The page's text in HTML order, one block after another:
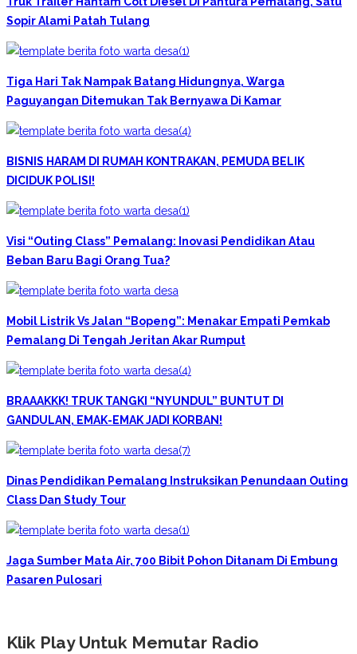
Sopir Alami Patah Tulang
Tiga Hari Tak Nampak Batang Hidungnya, Warga
Paguyangan Ditemukan Tak Bernyawa Di Kamar
BISNIS HARAM DI RUMAH KONTRAKAN, PEMUDA BELIK
DICIDUK POLISI!
Visi “Outing Class” Pemalang: Inovasi Pendidikan Atau
Beban Baru Bagi Orang Tua?
Mobil Listrik Vs Jalan “Bopeng”: Menakar Empati Pemkab
Pemalang Di Tengah Jeritan Akar Rumput
BRAAAKKK! TRUK TANGKI “NYUNDUL” BUNTUT DI
GANDULAN, EMAK-EMAK JADI KORBAN!
Dinas Pendidikan Pemalang Instruksikan Penundaan Outing
Class Dan Study Tour
Jaga Sumber Mata Air, 700 Bibit Pohon Ditanam Di Embung
Pasaren Pulosari
Klik Play Untuk Memutar Radio